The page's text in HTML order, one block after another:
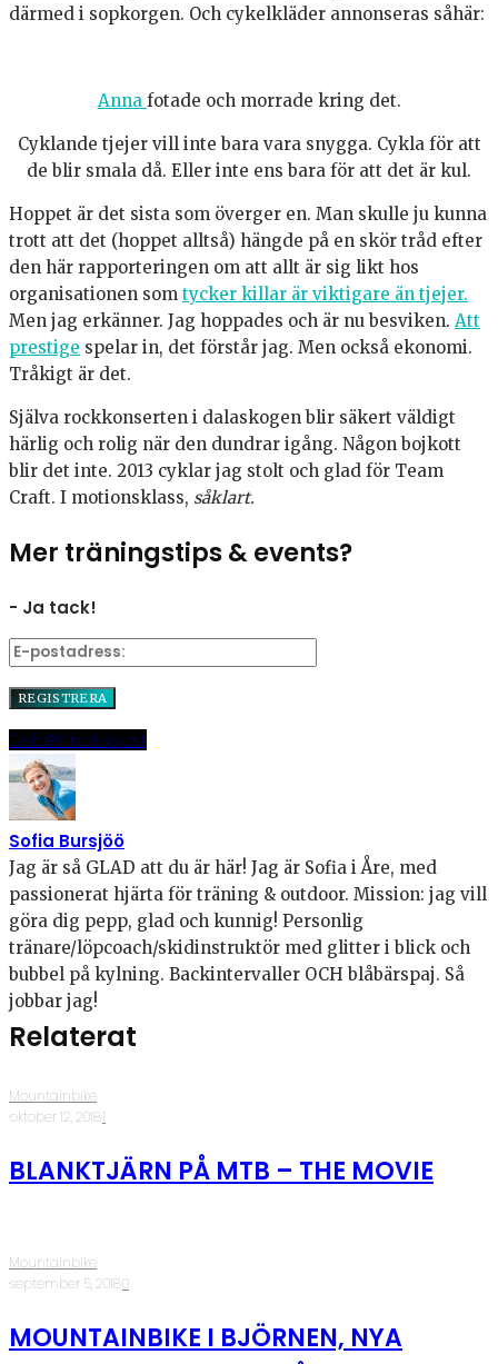
därmed i sopkorgen. Och cykelkläder annonseras såhär:
Anna fotade och morrade kring det.
Cyklande tjejer vill inte bara vara snygga. Cykla för att
de blir smala då. Eller inte ens bara för att det är kul.
Hoppet är det sista som överger en. Man skulle ju kunna
trott att det (hoppet alltså) hängde på en skör tråd efter
den här rapporteringen om att allt är sig likt hos
organisationen som tycker killar är viktigare än tjejer.
Men jag erkänner. Jag hoppades och är nu besviken. Att
prestige spelar in, det förstår jag. Men också ekonomi.
Tråkigt är det.
Själva rockkonserten i dalaskogen blir säkert väldigt
härlig och rolig när den dundrar igång. Någon bojkott
blir det inte. 2013 cyklar jag stolt och glad för Team
Craft. I motionsklass, såklart.
Mer träningstips & events?
- Ja tack!
DelaPinnaE-post
Sofia Bursjöö
Jag är så GLAD att du är här! Jag är Sofia i Åre, med
passionerat hjärta för träning & outdoor. Mission: jag vill
göra dig pepp, glad och kunnig! Personlig
tränare/löpcoach/skidinstruktör med glitter i blick och
bubbel på kylning. Backintervaller OCH blåbärspaj. Så
jobbar jag!
Relaterat
Mountainbike
·oktober 12, 2018·1
BLANKTJÄRN PÅ MTB – THE MOVIE
Mountainbike
·september 5, 2018·0
MOUNTAINBIKE I BJÖRNEN, NYA